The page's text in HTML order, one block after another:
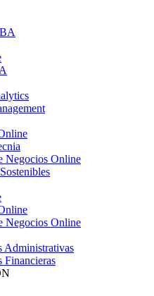
Negocios Online
Negocios Online
Administrativas
Financieras